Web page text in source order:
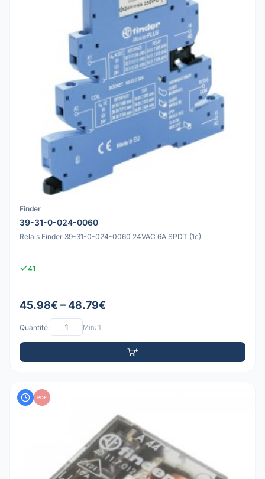
Finder
39-31-0-024-0060
Relais Finder 39-31-0-024-0060 24VAC 6A SPDT (1c)
41
45.98€ – 48.79€
Quantité: Min: 1
PDF